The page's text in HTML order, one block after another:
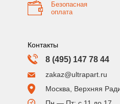
Безопасная
оплата
Контакты
8 (495) 147 78 44
zakaz@ultrapart.ru
Москва, Верхняя